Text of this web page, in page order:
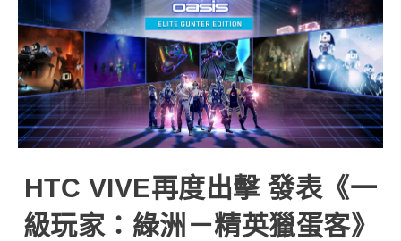
配件
VIVERSE
優惠專區
焦點訊息
企業採購
銷售門市
銷售通路
支援服務
VIVELAND
HTC VIVE再度出擊 發表《一
級玩家：綠洲－精英獵蛋客》